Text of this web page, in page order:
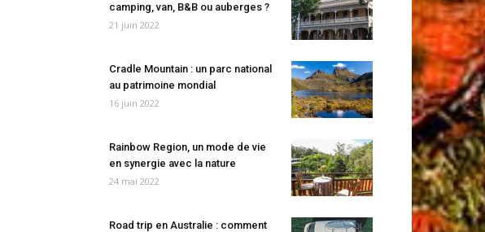
camping, van, B&B ou auberges ?
21 juin 2022
Cradle Mountain : un parc national
au patrimoine mondial
16 juin 2022
Rainbow Region, un mode de vie
en synergie avec la nature
24 mai 2022
Road trip en Australie : comment